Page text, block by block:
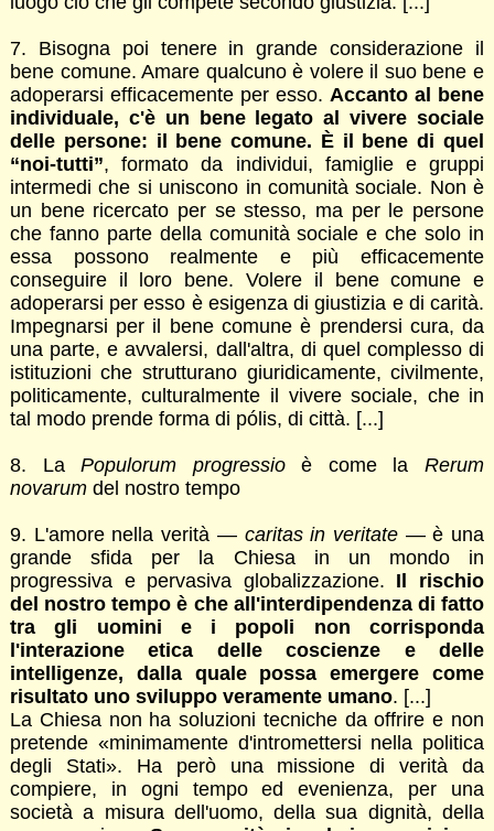
7. Bisogna poi tenere in grande considerazione il
bene comune. Amare qualcuno è volere il suo bene e
adoperarsi efficacemente per esso.Accanto al bene
individuale, c'è un bene legato al vivere sociale
delle persone: il bene comune. È il bene di quel
“noi-tutti”, formato da individui, famiglie e gruppi
intermedi che si uniscono in comunità sociale. Non è
un bene ricercato per se stesso, ma per le persone
che fanno parte della comunità sociale e che solo in
essa possono realmente e più efficacemente
conseguire il loro bene. Volere il bene comune e
adoperarsi per esso è esigenza di giustizia e di carità.
Impegnarsi per il bene comune è prendersi cura, da
una parte, e avvalersi, dall'altra, di quel complesso di
istituzioni che strutturano giuridicamente, civilmente,
politicamente, culturalmente il vivere sociale, che in
tal modo prende forma di pólis, di città. [...]
8. LaPopulorum progressioè come laRerum
novarum del nostro tempo
9. L'amore nella verità — caritas in veritate — è una
grande sfida per la Chiesa in un mondo in
progressiva e pervasiva globalizzazione. Il rischio
del nostro tempo è che all'interdipendenza di fatto
tra gli uomini e i popoli non corrisponda
l'interazione etica delle coscienze e delle
intelligenze, dalla quale possa emergere come
risultato uno sviluppo veramente umano. [...]
La Chiesa non ha soluzioni tecniche da offrire e non
pretende «minimamente d'intromettersi nella politica
degli Stati». Ha però una missione di verità da
compiere, in ogni tempo ed evenienza, per una
società a misura dell'uomo, della sua dignità, della